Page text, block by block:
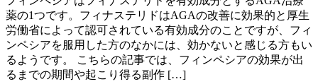
薬の1つです。フィナステリドはAGAの改善に効果的と厚生
労働省によって認可されている有効成分のことですが、フィ
ンペシアを服用した方のなかには、効かないと感じる方もい
るようです。 こちらの記事では、フィンペシアの効果が出
るまでの期間や起こり得る副作 […]